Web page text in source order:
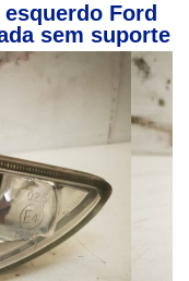
Ford
sem suporte